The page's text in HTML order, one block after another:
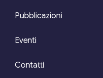
Pubblicazioni
Eventi
Contatti